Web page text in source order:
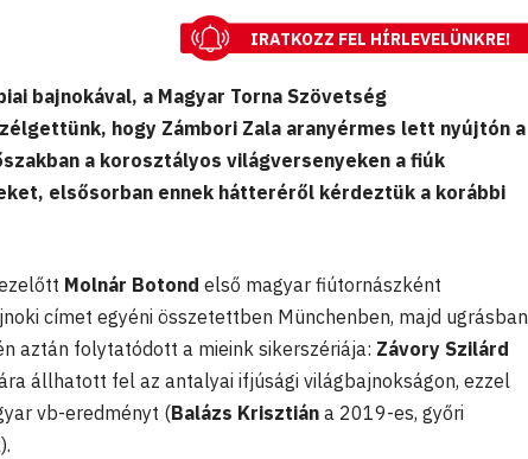
IRATKOZZ FEL HÍRLEVELÜNKRE!
bajnokával, a Magyar Torna Szövetség
hogy Zámbori Zala aranyérmes lett nyújtón a
a korosztályos világversenyeken a fiúk
elsősorban ennek hátteréről kérdeztük a korábbi
Molnár Botond első magyar fiútornászként
címet egyéni összetettben Münchenben, majd ugrásban
aztán folytatódott a mieink sikerszériája: Závory Szilárd
állhatott fel az antalyai ifjúsági világbajnokságon, ezzel
vb-eredményt (Balázs Krisztián a 2019-es, győri